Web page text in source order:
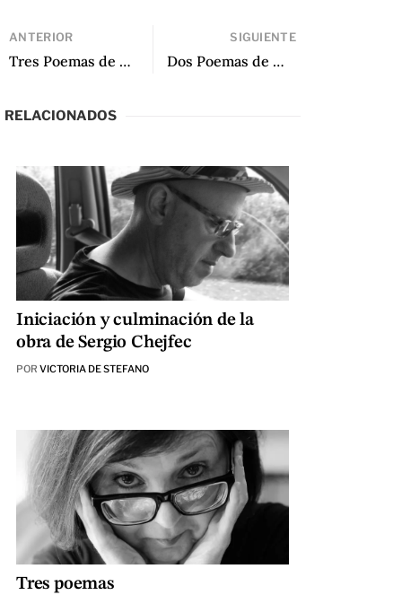
ANTERIOR
Tres Poemas de Ana Enriqueta Terán
SIGUIENTE
Dos Poemas de Mikeas Sánchez
RELACIONADOS
Iniciación y culminación de la
obra de Sergio Chejfec
POR VICTORIA DE STEFANO
Tres poemas